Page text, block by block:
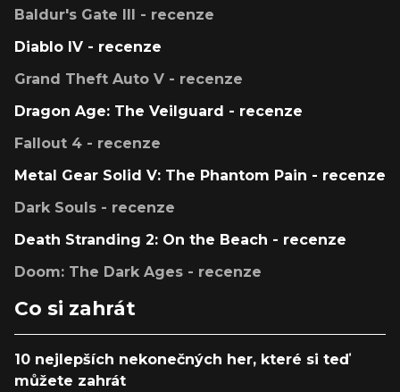
Baldur's Gate III - recenze
Diablo IV - recenze
Grand Theft Auto V - recenze
Dragon Age: The Veilguard - recenze
Fallout 4 - recenze
Metal Gear Solid V: The Phantom Pain - recenze
Dark Souls - recenze
Death Stranding 2: On the Beach - recenze
Doom: The Dark Ages - recenze
Co si zahrát
10 nejlepších nekonečných her, které si teď
můžete zahrát